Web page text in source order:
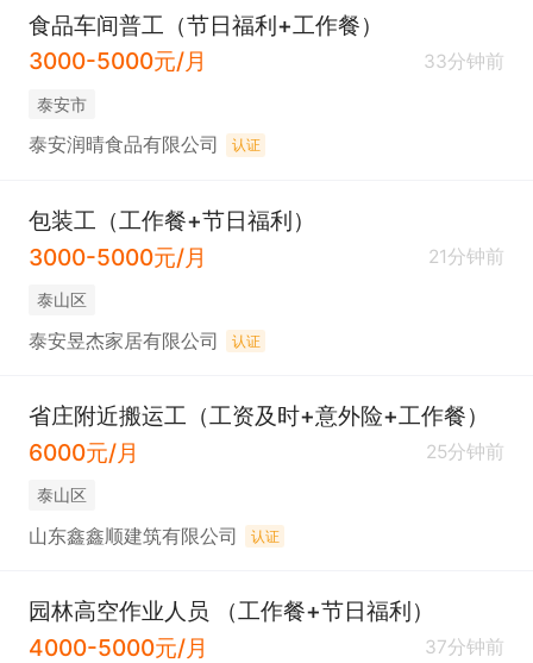
食品车间普工（节日福利+工作餐）
3000-5000元/月
33分钟前
泰安市
泰安润晴食品有限公司 认证
包装工（工作餐+节日福利）
3000-5000元/月
21分钟前
泰山区
泰安昱杰家居有限公司 认证
省庄附近搬运工（工资及时+意外险+工作餐）
6000元/月
25分钟前
泰山区
山东鑫鑫顺建筑有限公司 认证
园林高空作业人员 （工作餐+节日福利）
4000-5000元/月
37分钟前